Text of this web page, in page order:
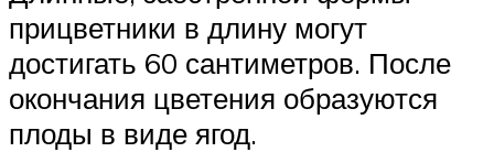
прицветники в длину могут
достигать 60 сантиметров. После
окончания цветения образуются
плоды в виде ягод.